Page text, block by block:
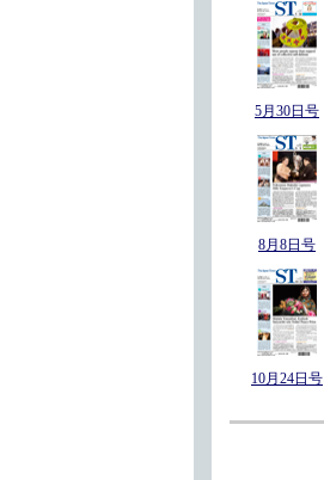
5月30日号
8月8日号
10月24日号